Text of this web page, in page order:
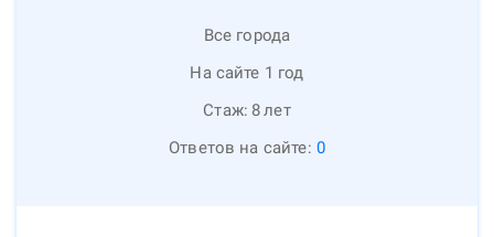
Все города
На сайте 1 год
Стаж: 8лет
Ответов на сайте: 0